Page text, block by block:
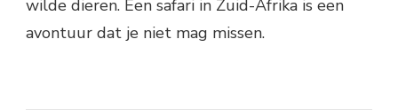
wilde dieren. Een safari in Zuid-Afrika is een
avontuur dat je niet mag missen.